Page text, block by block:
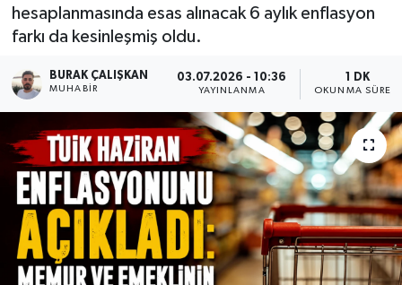
hesaplanmasında esas alınacak 6 aylık enflasyon
farkı da kesinleşmiş oldu.
BURAK ÇALIŞKAN
MUHABIR
03.07.2026 - 10:36
YAYINLANMA
1 DK
OKUNMA SÜRESI